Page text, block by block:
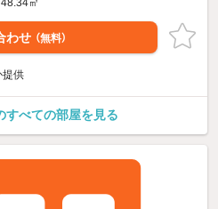
㎡
わせ （無料）
提供
べての部屋を見る